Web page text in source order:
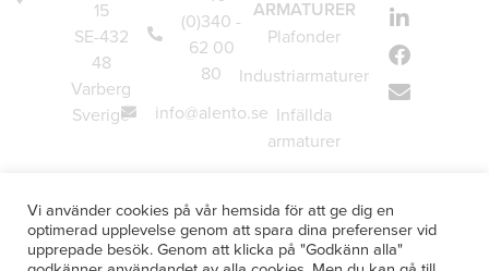
15
SE-432
48
Varberg
Sverige
(0)340 -
62 00
80
info@alento.se
ARMATURER
Plafonder
Industriarmaturer
Infällda
armaturer
Underskåpsarmaturer
Specialanpassade
Vi använder cookies på vår hemsida för att ge dig en
optimerad upplevelse genom att spara dina preferenser vid
upprepade besök. Genom att klicka på "Godkänn alla"